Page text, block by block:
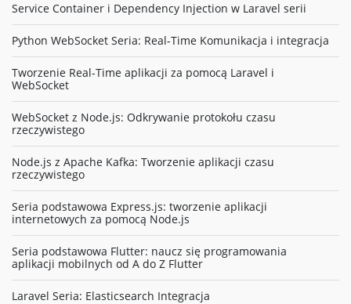
Service Container i Dependency Injection w Laravel serii
Python WebSocket Seria: Real-Time Komunikacja i integracja
Tworzenie Real-Time aplikacji za pomocą Laravel i
WebSocket
WebSocket z Node.js: Odkrywanie protokołu czasu
rzeczywistego
Node.js z Apache Kafka: Tworzenie aplikacji czasu
rzeczywistego
Seria podstawowa Express.js: tworzenie aplikacji
internetowych za pomocą Node.js
Seria podstawowa Flutter: naucz się programowania
aplikacji mobilnych od A do Z Flutter
Laravel Seria: Elasticsearch Integracja